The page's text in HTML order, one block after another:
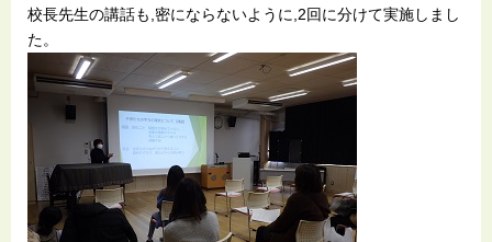
校長先生の講話も,密にならないように,2回に分けて実施しまし
た。